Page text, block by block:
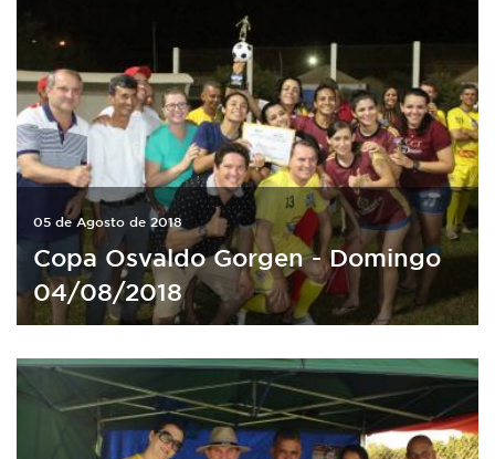
05 de Agosto de 2018
Copa Osvaldo Gorgen - Domingo
04/08/2018